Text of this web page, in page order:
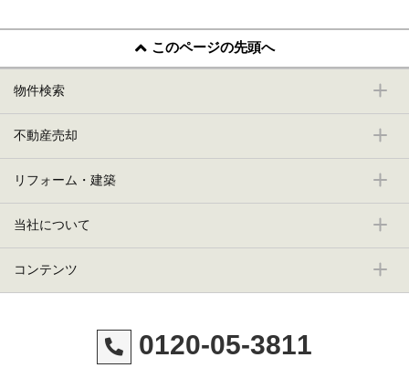
このページの先頭へ
物件検索
不動産売却
リフォーム・建築
当社について
コンテンツ
0120-05-3811